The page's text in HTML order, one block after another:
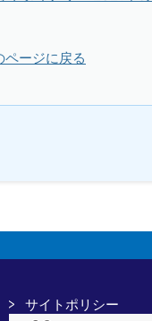
ページに戻る
サイトポリシー